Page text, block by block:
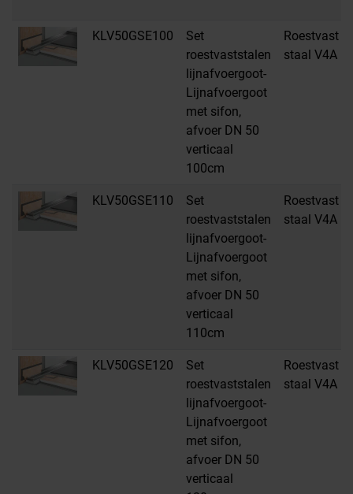
KLV50GSE100
Set
roestvaststalen
lijnafvoergoot-
Lijnafvoergoot
met sifon,
afvoer DN 50
verticaal
100cm
Roestvast
staal V4A
KLV50GSE110
Set
roestvaststalen
lijnafvoergoot-
Lijnafvoergoot
met sifon,
afvoer DN 50
verticaal
110cm
Roestvast
staal V4A
KLV50GSE120
Set
roestvaststalen
lijnafvoergoot-
Lijnafvoergoot
met sifon,
afvoer DN 50
verticaal
Roestvast
staal V4A